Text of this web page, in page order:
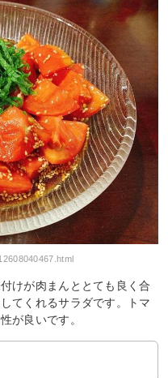
けが肉まんととても良く合
てくれるサラダです。トマ
が良いです。